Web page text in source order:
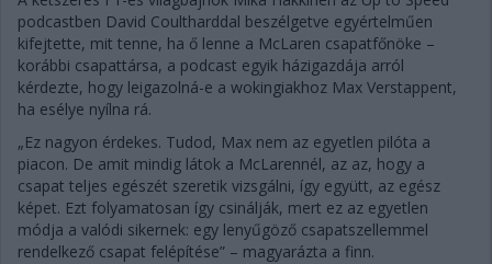
podcastben David Coultharddal beszélgetve egyértelműen
kifejtette, mit tenne, ha ő lenne a McLaren csapatfőnöke –
korábbi csapattársa, a podcast egyik házigazdája arról
kérdezte, hogy leigazolná-e a wokingiakhoz Max Verstappent,
ha esélye nyílna rá.
„Ez nagyon érdekes. Tudod, Max nem az egyetlen pilóta a
piacon. De amit mindig látok a McLarennél, az az, hogy a
csapat teljes egészét szeretik vizsgálni, így együtt, az egész
képet. Ezt folyamatosan így csinálják, mert ez az egyetlen
módja a valódi sikernek: egy lenyűgöző csapatszellemmel
rendelkező csapat felépítése” – magyarázta a finn.